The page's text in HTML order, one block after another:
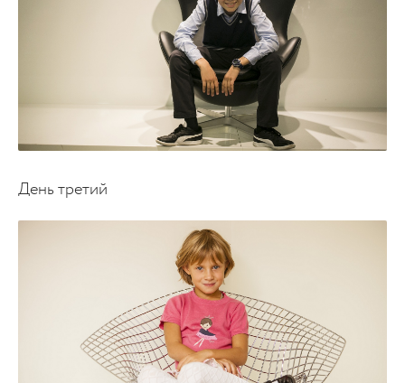
День третий